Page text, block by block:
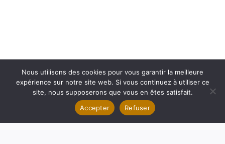
© 2026 MOAQCreations
Nous utilisons des cookies pour vous garantir la meilleure
expérience sur notre site web. Si vous continuez à utiliser ce
site, nous supposerons que vous en êtes satisfait.
Accepter
Refuser